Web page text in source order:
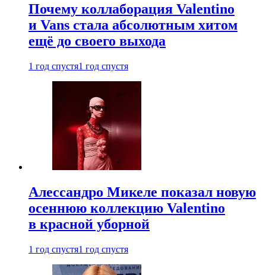
Почему коллаборация Valentino
и Vans стала абсолютным хитом
ещё до своего выхода
1 год спустя1 год спустя
Алессандро Микеле показал новую
осеннюю коллекцию Valentino
в красной уборной
1 год спустя1 год спустя